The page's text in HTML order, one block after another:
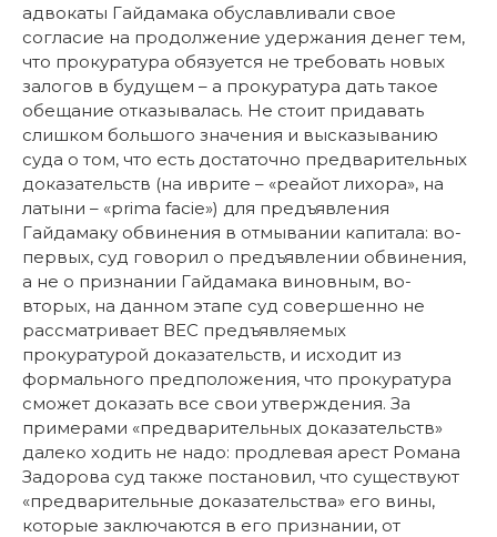
адвокаты Гайдамака обуславливали свое
согласие на продолжение удержания денег тем,
что прокуратура обязуется не требовать новых
залогов в будущем – а прокуратура дать такое
обещание отказывалась. Не стоит придавать
слишком большого значения и высказыванию
суда о том, что есть достаточно предварительных
доказательств (на иврите – «реайот лихора», на
латыни – «prima facie») для предъявления
Гайдамаку обвинения в отмывании капитала: во-
первых, суд говорил о предъявлении обвинения,
а не о признании Гайдамака виновным, во-
вторых, на данном этапе суд совершенно не
рассматривает ВЕС предъявляемых
прокуратурой доказательств, и исходит из
формального предположения, что прокуратура
сможет доказать все свои утверждения. За
примерами «предварительных доказательств»
далеко ходить не надо: продлевая арест Романа
Задорова суд также постановил, что существуют
«предварительные доказательства» его вины,
которые заключаются в его признании, от